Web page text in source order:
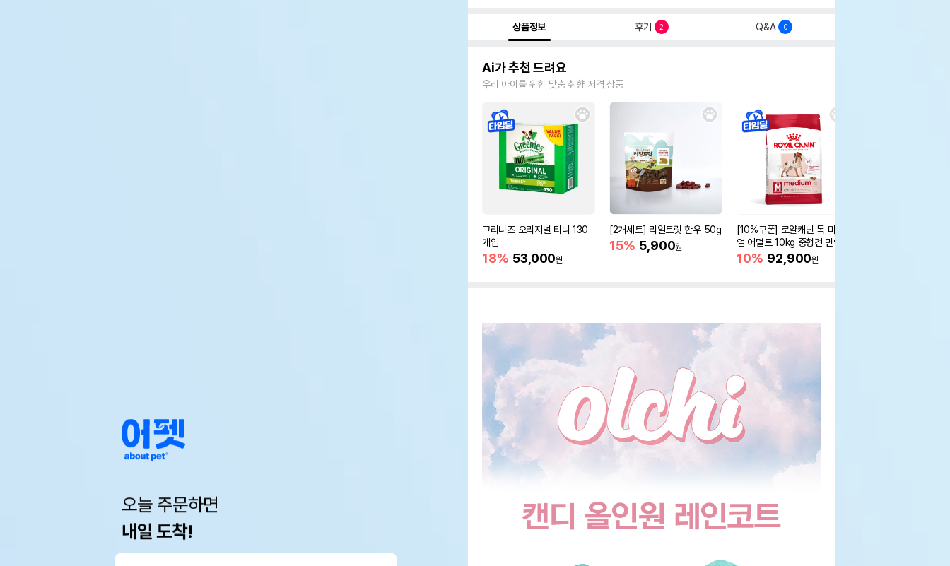
오늘 주문하면
내일 도착!
상품정보 후기 2 Q&A 0
Ai가 추천 드려요
우리 아이를 위한 맞춤 취향 저격 상품
그리니즈 오리지널 티니 130
개입
18% 53,000원
[2개세트] 리얼트릿 한우 50g
15% 5,900원
[10%쿠폰] 로얄캐닌 독 미디
엄 어덜트 10kg 중형견 면역
증진
10% 92,900원